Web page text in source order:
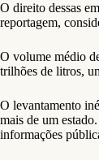
O direito dessas
reportagem,
O volume médio
trilhões de litros,
O levantamento
mais de um
informações